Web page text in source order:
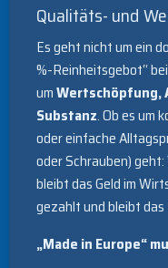
Qualitäts- und
Es geht nicht um ein
%-Reinheitsgebot“
umWertschöpfung,
Substanz. Ob es um
oder einfache
oder Schrauben)
bleibt das Geld im
gezahlt und bleibt
„Made in Europe“